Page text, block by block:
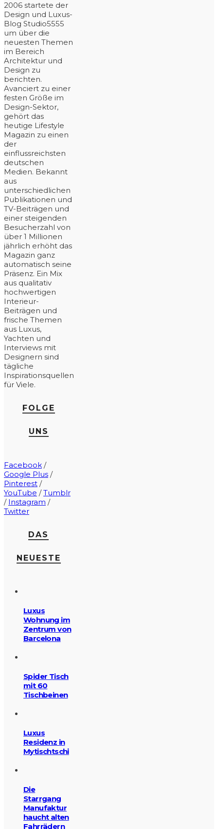
2006 startete der
Design und Luxus-
Blog Studio5555
um über die
neuesten Themen
im Bereich
Architektur und
Design zu
berichten.
Avanciert zu einer
festen Größe im
Design-Sektor,
gehört das
heutige Lifestyle
Magazin zu einen
der
einflussreichsten
deutschen
Medien. Bekannt
aus
unterschiedlichen
Publikationen und
TV-Beiträgen und
einer steigenden
Besucherzahl von
über 1 Millionen
jährlich erhöht das
Magazin ganz
automatisch seine
Präsenz. Ein Mix
aus qualitativ
hochwertigen
Interieur-
Beiträgen und
frische Themen
aus Luxus,
Yachten und
Interviews mit
Designern sind
tägliche
Inspirationsquellen
für Viele.
FOLGE
UNS
Facebook /
Google Plus /
Pinterest /
YouTube /Tumblr
/ Instagram /
Twitter
DAS
NEUESTE
Luxus
Wohnung im
Zentrum von
Barcelona
Spider Tisch
mit 60
Tischbeinen
Luxus
Residenz in
Mytischtschi
Die
Starrgang
Manufaktur
haucht alten
Fahrrädern